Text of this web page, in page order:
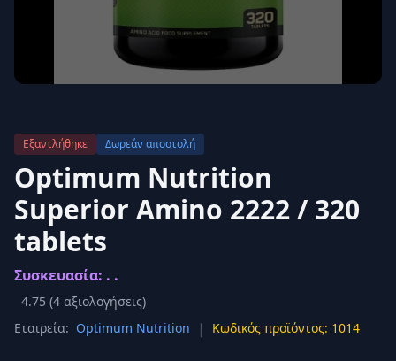
Εξαντλήθηκε Δωρεάν αποστολή
Optimum Nutrition
Superior Amino 2222 / 320
tablets
Συσκευασία: . .
4.75 (4 αξιολογήσεις)
Εταιρεία: Optimum Nutrition | Κωδικός προϊόντος: 1014